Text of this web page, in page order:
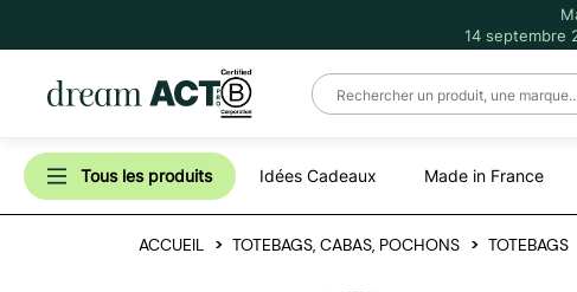
14 septembre
Tous les produits Idées Cadeaux Made in France
ACCUEIL TOTEBAGS, CABAS, POCHONS TOTEBAGS